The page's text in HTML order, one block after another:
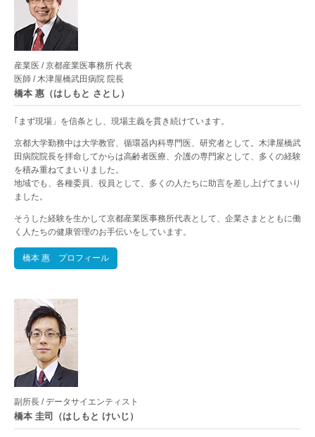
産業医 / 京都産業医事務所 代表
医師 / 木津屋橋武田病院 院長
橋本 惠（はしもと さとし）
｢まず現場」を信条とし、現場主義を貫き続けています。
京都大学勤務中は大学教官、循環器内科専門医、研究者として。木津屋橋武
田病院院長を拝命してからは高齢者医療、介護の専門家として、多くの経験
を積み重ねてまいりました。
地域でも、各種委員、役員として、多くの人たちに助言を差し上げてまいり
ました。
そうした経験を生かして京都産業医事務所代表として、企業さまとともに働
く人たちの健康管理のお手伝いをしています。
橋本 惠 プロフィール
副所長 / データサイエンティスト
橋本 圭司（はしもと けいじ）